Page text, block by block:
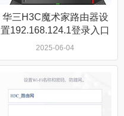
华三H3C魔术家路由器设
置192.168.124.1登录入口
2025-06-04